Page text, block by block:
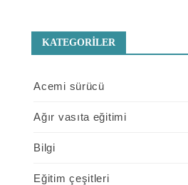
KATEGORILER
Acemi sürücü
Ağır vasıta eğitimi
Bilgi
Eğitim çeşitleri